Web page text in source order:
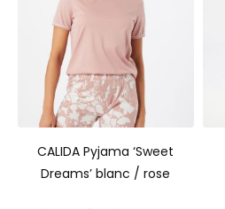
CALIDA Pyjama ‘Sweet
Dreams’ blanc / rose